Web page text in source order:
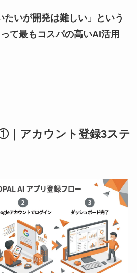
いが開発は難しい」という
て最もコスパの高いAI活用
｜アカウント登録3ステ